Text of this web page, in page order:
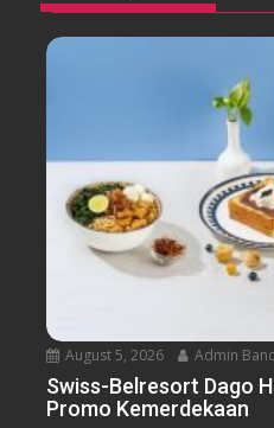
August 5, 2026 Admin
Swiss-Belresort Dago
Promo Kemerdekaan